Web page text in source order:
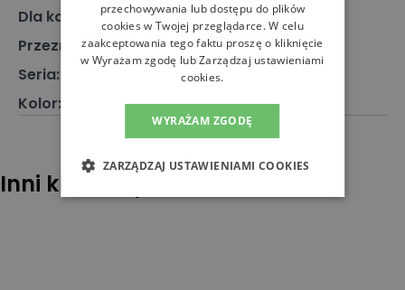
Dla kogo
Dla niego, Dla niej
Przeznaczenie: Buty klasyczne
Seria:
Kolor:
Inni klienci sprawdzali również
przechowywania lub dostępu do plików
cookies w Twojej przeglądarce. W celu
zaakceptowania tego faktu proszę o kliknięcie
w Wyrażam zgodę lub Zarządzaj ustawieniami
cookies.
WYRAŻAM ZGODĘ
ZARZĄDZAJ USTAWIENIAMI COOKIES